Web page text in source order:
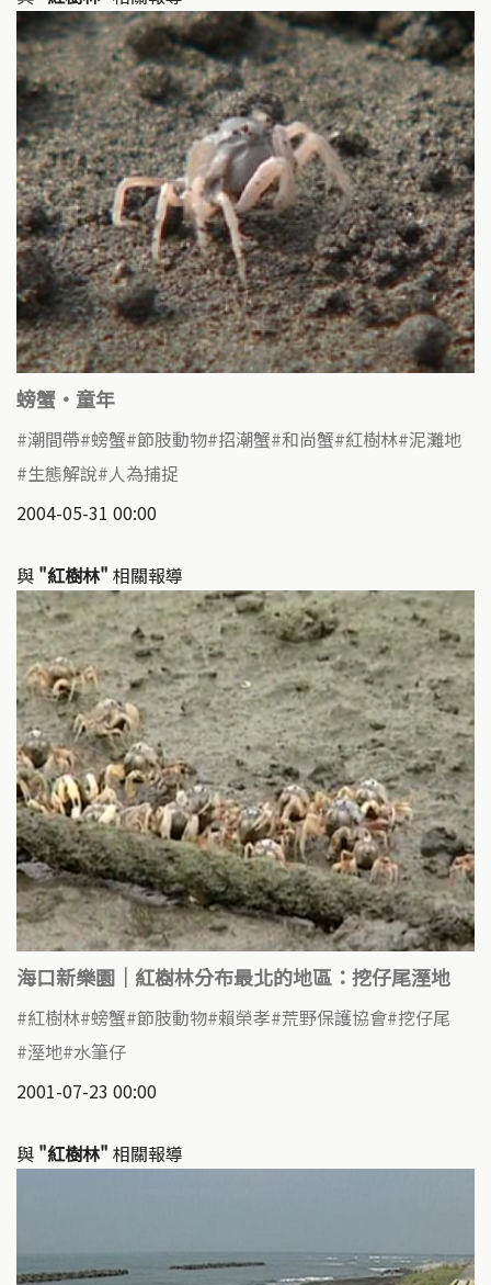
螃蟹‧童年
潮間帶 螃蟹 節肢動物 招潮蟹 和尚蟹 紅樹林 泥灘地
生態解說 人為捕捉
2004-05-31 00:00
與 "紅樹林" 相關報導
海口新樂園｜紅樹林分布最北的地區：挖仔尾溼地
紅樹林 螃蟹 節肢動物 賴榮孝 荒野保護協會 挖仔尾
溼地 水筆仔
2001-07-23 00:00
與 "紅樹林" 相關報導